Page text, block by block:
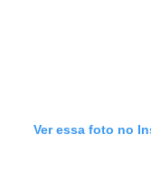
Ver essa foto no